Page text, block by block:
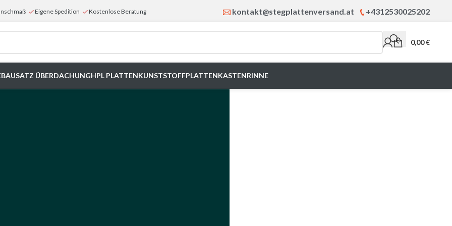
Eigene Spedition Kostenlose Beratung kontakt@stegplattenversand.at +4312530025202
0,00€
BAUSATZ ÜBERDACHUNGHPL PLATTENKUNSTSTOFFPLATTENKASTENRINNE